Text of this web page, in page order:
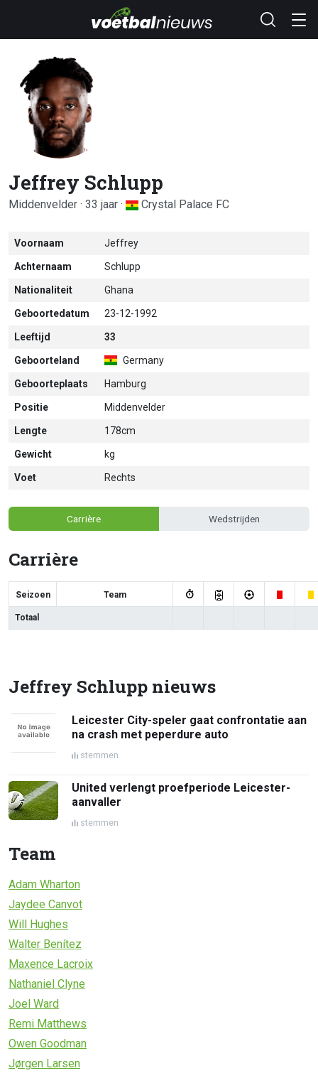
Jeffrey Schlupp
Middenvelder · 33 jaar · Crystal Palace FC
Voornaam Jeffrey
Achternaam Schlupp
Nationaliteit Ghana
Geboortedatum 23-12-1992
Leeftijd 33
Geboorteland Germany
Geboorteplaats Hamburg
Positie Middenvelder
Lengte 178cm
Gewicht kg
Voet Rechts
Carrière Wedstrijden
Carrière
Seizoen Team
Totaal
Jeffrey Schlupp nieuws
Leicester City-speler gaat confrontatie aan
na crash met peperdure auto
stemmen
United verlengt proefperiode Leicester-
aanvaller
stemmen
Team
Adam Wharton
Jaydee Canvot
Will Hughes
Walter Benítez
Maxence Lacroix
Nathaniel Clyne
Joel Ward
Remi Matthews
Owen Goodman
Jørgen Larsen